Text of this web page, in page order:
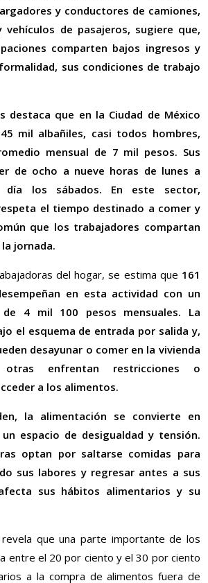
y conductores de camiones,
vehículos de pasajeros, sugiere que,
comparten bajos ingresos y
sus condiciones de trabajo
destaca que en la Ciudad de México
mil albañiles, casi todos hombres,
mensual de 7 mil pesos. Sus
de ocho a nueve horas de lunes a
día los sábados. En este sector,
el tiempo destinado a comer y
que los trabajadores compartan
jornada.
del hogar, se estima que 161
en esta actividad con un
4 mil 100 pesos mensuales. La
el esquema de entrada por salida y,
desayunar o comer en la vivienda
otras enfrentan restricciones o
a los alimentos.
la alimentación se convierte en
espacio de desigualdad y tensión.
optan por saltarse comidas para
sus labores y regresar antes a sus
sus hábitos alimentarios y su
que una parte importante de los
entre el 20 por ciento y el 30 por ciento
a la compra de alimentos fuera de